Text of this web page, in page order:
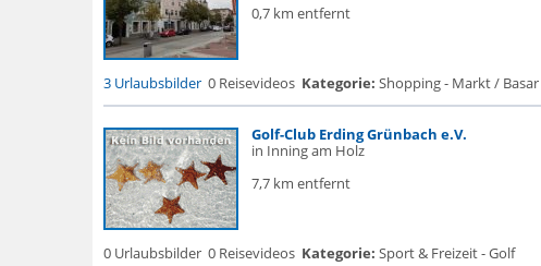
0,7 km entfernt
3 Urlaubsbilder 0 Reisevideos Kategorie: Shopping - Markt / Basar
Golf-Club Erding Grünbach e.V.
in Inning am Holz
7,7 km entfernt
0 Urlaubsbilder 0 Reisevideos Kategorie: Sport & Freizeit - Golf